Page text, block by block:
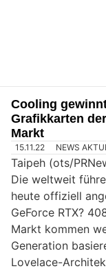
Cooling
Grafikkarten
Markt
15.11.22 NEWS
Taipeh (ots/
Die weltweit
heute offiziell
GeForce RTX?
Markt kommen
Generation
Lovelace-